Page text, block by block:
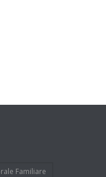
Familiare